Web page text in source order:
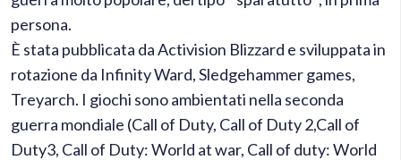
persona.
È stata pubblicata da Activision Blizzard e sviluppata in
rotazione da Infinity Ward, Sledgehammer games,
Treyarch. I giochi sono ambientati nella seconda
guerra mondiale (Call of Duty, Call of Duty 2,Call of
Duty3, Call of Duty: World at war, Call of duty: World